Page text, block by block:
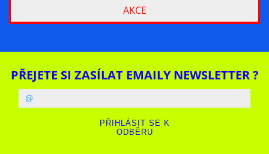
AKCE
PŘEJETE SI ZASÍLAT EMAILY NEWSLETTER ?